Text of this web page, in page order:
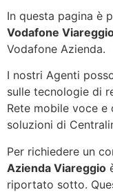
In questa pagina è
Vodafone
Vodafone Azienda.
I nostri Agenti
sulle tecnologie di
Rete mobile voce
soluzioni di
Per richiedere un
Azienda Viareggio
riportato sotto.